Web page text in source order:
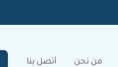
من نحن أتصل بنا